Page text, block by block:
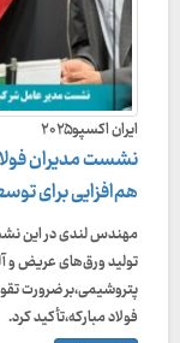
ایران اکسپو۲۰۲۵
هم‌افزایی برای
مهندس لندی در این
تولید ورق‌های عریض و
پتروشیمی،بر ضرورت
فولاد مبارکه،تأکید کرد.